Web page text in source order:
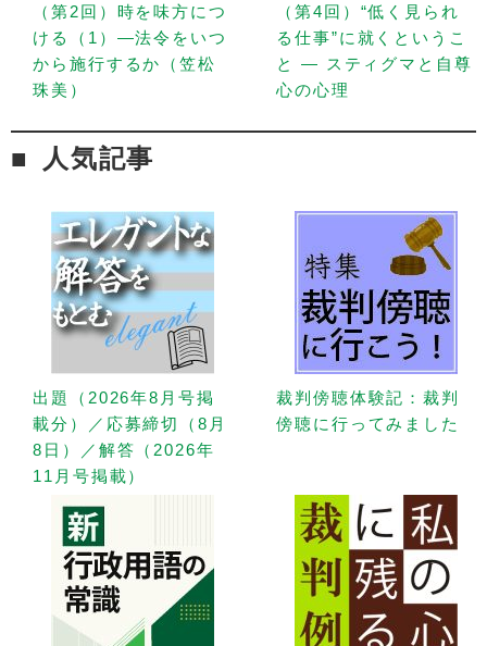
（第2回）時を味方につ
ける（1）—法令をいつ
から施行するか（笠松
珠美）
（第4回）“低く見られ
る仕事”に就くというこ
と — スティグマと自尊
心の心理
人気記事
出題（2026年8月号掲
載分）／応募締切（8月
8日）／解答（2026年
11月号掲載）
裁判傍聴体験記：裁判
傍聴に行ってみました